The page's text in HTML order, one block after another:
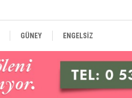
GÜNEY ENGELSİZ